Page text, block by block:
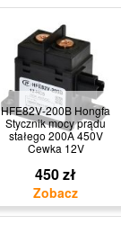
HFE82V-200B Hongfa
Stycznik mocy prądu
stałego 200A 450V
Cewka 12V
450 zł